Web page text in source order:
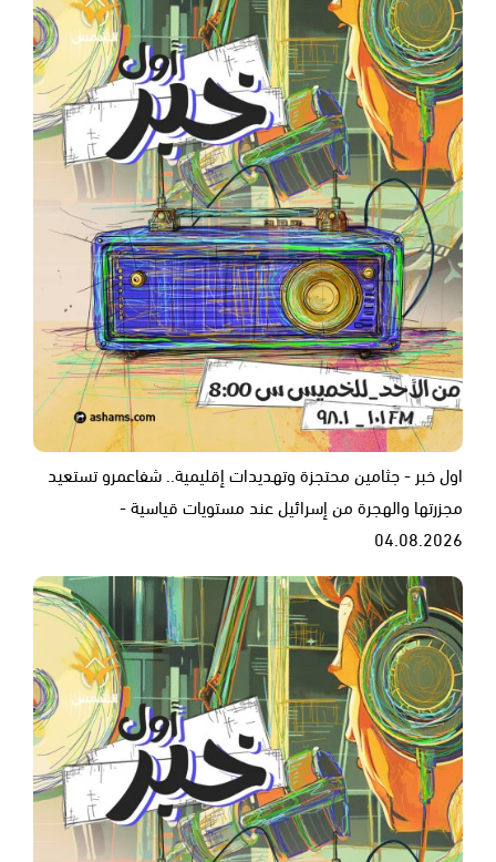
اول خبر - جثامين محتجزة وتهديدات إقليمية.. شفاعمرو تستعيد
مجزرتها والهجرة من إسرائيل عند مستويات قياسية -
04.08.2026